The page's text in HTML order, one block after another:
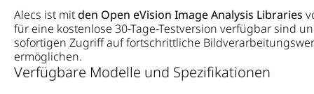
Alecs ist mitden Open eVision Image Analysis Libraries
für eine kostenlose 30-Tage-Testversion verfügbar sind
sofortigen Zugriff auf fortschrittliche
ermöglichen.
Verfügbare Modelle und Spezifikationen